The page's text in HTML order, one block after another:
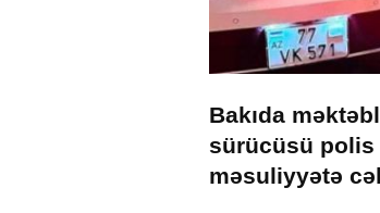
Bakıda
sürücüsü polis
məsuliyyətə